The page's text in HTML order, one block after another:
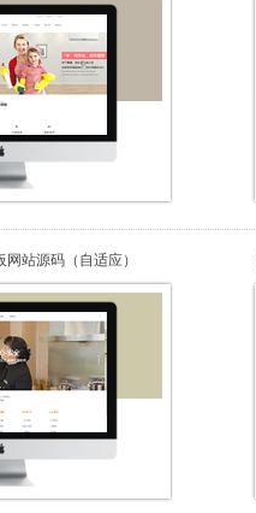
站源码（自适应）